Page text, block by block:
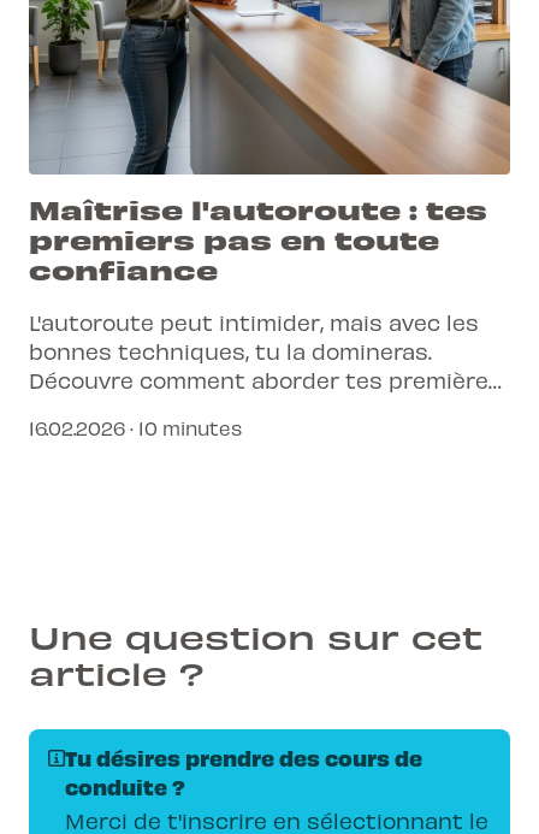
Maîtrise l'autoroute : tes
premiers pas en toute
confiance
L'autoroute peut intimider, mais avec les
bonnes techniques, tu la domineras.
Découvre comment aborder tes premières
avec assurance et sécurité.
16.02.2026 · 10 minutes
Une question sur cet
article ?
Tu désires prendre des cours de
conduite ?
Merci de t'inscrire en sélectionnant le